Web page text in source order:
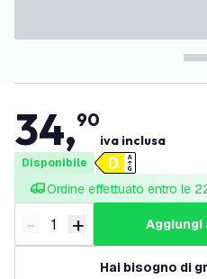
34,90
iva inclusa
Disponibile
Ordine effettuato entro le
Riduci quantità
- Aumenta quantità
+
Hai bisogno di